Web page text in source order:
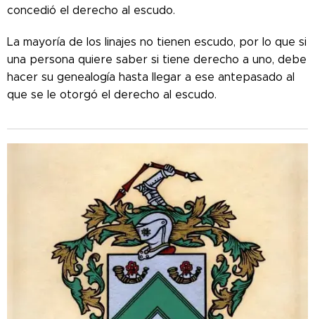
concedió el derecho al escudo.
La mayoría de los linajes no tienen escudo, por lo que si
una persona quiere saber si tiene derecho a uno, debe
hacer su genealogía hasta llegar a ese antepasado al
que se le otorgó el derecho al escudo.